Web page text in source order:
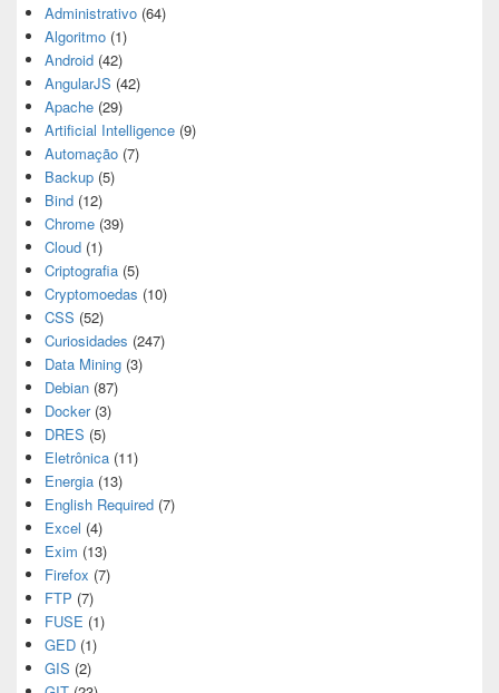
Administrativo (64)
Algoritmo (1)
Android (42)
AngularJS (42)
Apache (29)
Artificial Intelligence (9)
Automação (7)
Backup (5)
Bind (12)
Chrome (39)
Cloud (1)
Criptografia (5)
Cryptomoedas (10)
CSS (52)
Curiosidades (247)
Data Mining (3)
Debian (87)
Docker(3)
DRES (5)
Eletrônica (11)
Energia (13)
English Required (7)
Excel (4)
Exim (13)
Firefox (7)
FTP (7)
FUSE (1)
GED (1)
GIS (2)